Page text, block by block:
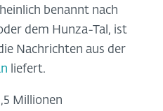
benannt nach
dem Hunza-Tal, ist
Nachrichten aus der
liefert.
Millionen